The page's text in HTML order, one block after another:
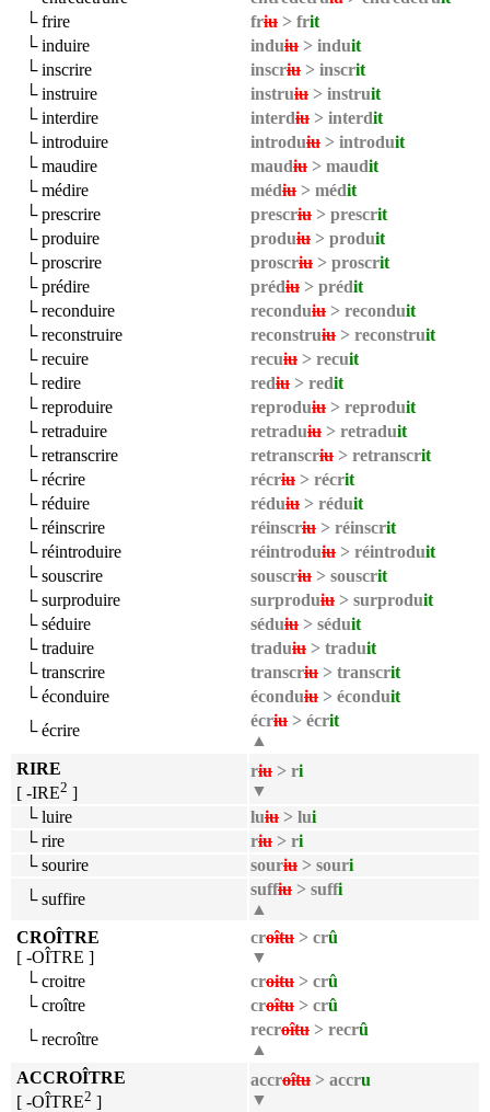
└ frire
friu > frit
└ induire
induiu > induit
└ inscrire
inscriu > inscrit
└ instruire
instruiu > instruit
└ interdire
interdiu > interdit
└ introduire
introduiu > introduit
└ maudire
maudiu > maudit
└ médire
médiu > médit
└ prescrire
prescriu > prescrit
└ produire
produiu > produit
└ proscrire
proscriu > proscrit
└ prédire
prédiu > prédit
└ reconduire
reconduiu > reconduit
└ reconstruire
reconstruiu > reconstruit
└ recuire
recuiu > recuit
└ redire
rediu > redit
└ reproduire
reproduiu > reproduit
└ retraduire
retraduiu > retraduit
└ retranscrire
retranscriu > retranscrit
└ récrire
récriu > récrit
└ réduire
réduiu > réduit
└ réinscrire
réinscriu > réinscrit
└ réintroduire
réintroduiu > réintroduit
└ souscrire
souscriu > souscrit
└ surproduire
surproduiu > surproduit
└ séduire
séduiu > séduit
└ traduire
traduiu > traduit
└ transcrire
transcriu > transcrit
└ éconduire
éconduiu > éconduit
└ écrire
écriu > écrit
▲
RIRE
[ -IRE2 ]
riu > ri
▼
└ luire
luiu > lui
└ rire
riu > ri
└ sourire
souriu > souri
└ suffire
suffiu > suffi
▲
CROÎTRE
[ -OÎTRE ]
croîtu > crû
▼
└ croitre
croitu > crû
└ croître
croîtu > crû
└ recroître
recroîtu > recrû
▲
ACCROÎTRE
[ -OÎTRE2 ]
accroîtu > accru
▼